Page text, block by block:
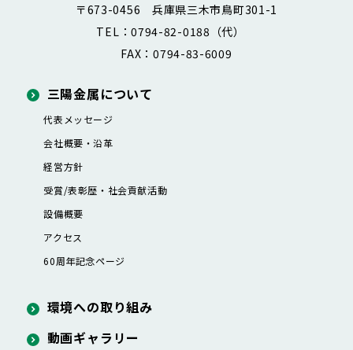
〒673-0456 兵庫県三木市鳥町301-1
TEL：0794-82-0188（代）
FAX：0794-83-6009
三陽金属について
代表メッセージ
会社概要・沿革
経営方針
受賞/表彰歴・社会貢献活動
設備概要
アクセス
60周年記念ページ
環境への取り組み
動画ギャラリー